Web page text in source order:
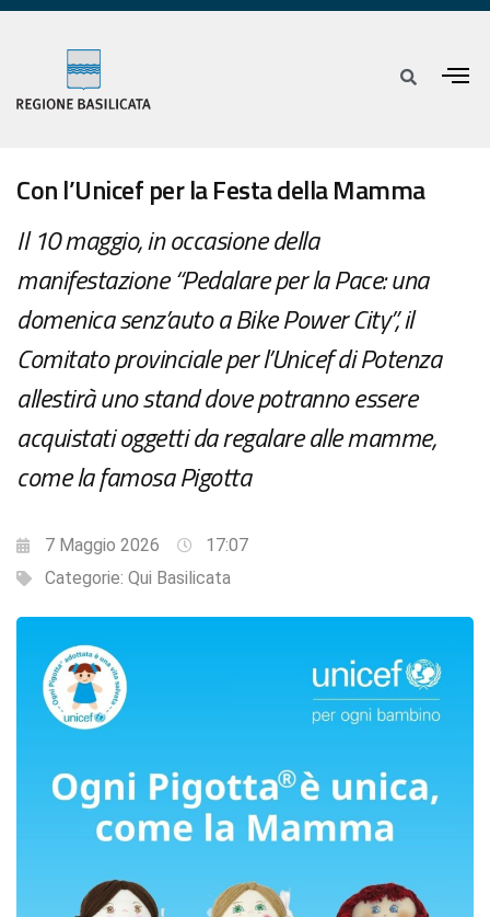
Con l’Unicef per la Festa della Mamma
Il 10 maggio, in occasione della
manifestazione “Pedalare per la Pace: una
domenica senz’auto a Bike Power City”, il
Comitato provinciale per l’Unicef di Potenza
allestirà uno stand dove potranno essere
acquistati oggetti da regalare alle mamme,
come la famosa Pigotta
7 Maggio 2026
17:07
Categorie: Qui Basilicata